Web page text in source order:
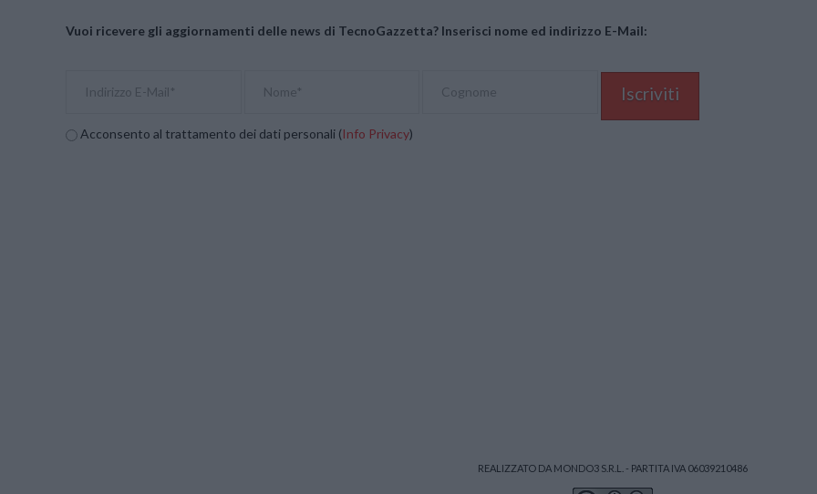
Vuoi ricevere gli aggiornamenti delle news di TecnoGazzetta? Inserisci nome ed indirizzo E-Mail:
Acconsento al trattamento dei dati personali (Info Privacy)
REALIZZATO DA MONDO3 S.R.L. - PARTITA IVA 06039210486